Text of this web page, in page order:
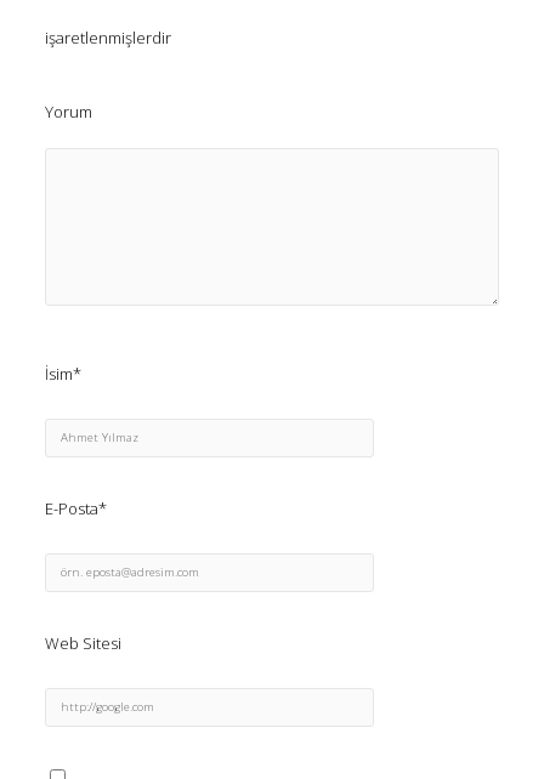
işaretlenmişlerdir
Yorum
İsim*
E-Posta*
Web Sitesi